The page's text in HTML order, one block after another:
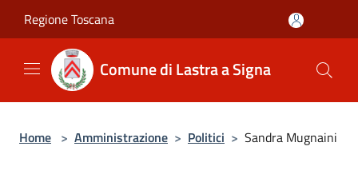
Regione Toscana
Comune di Lastra a Signa
Home > Amministrazione > Politici > Sandra Mugnaini